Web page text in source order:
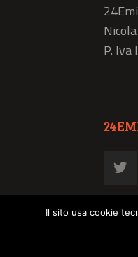
P.
Il sito usa cookie